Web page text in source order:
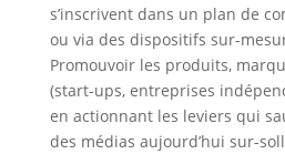
s’inscrivent dans un plan de
ou via des dispositifs sur-
Promouvoir les produits,
(start-ups, entreprises
en actionnant les leviers qui
des médias aujourd’hui sur-